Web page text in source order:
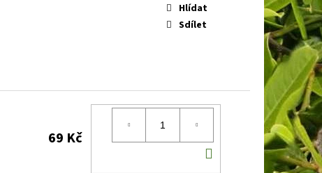
Hlídat
Sdílet
69 Kč